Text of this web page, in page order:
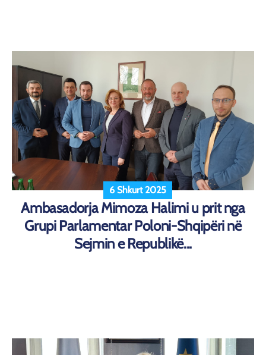
6 Shkurt 2025
Ambasadorja Mimoza Halimi u prit nga
Grupi Parlamentar Poloni-Shqipëri në
Sejmin e Republikë...